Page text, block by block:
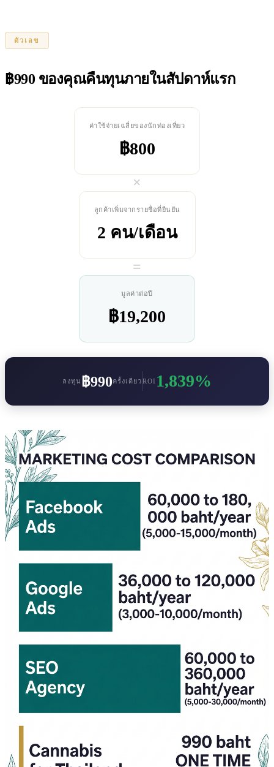
ตัวเลข
฿990 ของคุณคืนทุนภายในสัปดาห์แรก
ค่าใช้จ่ายเฉลี่ยของนักท่องเที่ยว
฿800
×
ลูกค้าเพิ่มจากรายชื่อที่ยืนยัน
2 คน/เดือน
=
มูลค่าต่อปี
฿19,200
ลงทุน ฿990ครั้งเดียวROI 1,839%